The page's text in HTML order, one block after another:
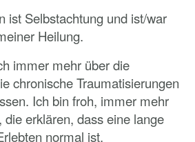
ist Selbstachtung und ist/war
Heilung.
immer mehr über die
chronische Traumatisierungen
Ich bin froh, immer mehr
erklären, dass eine lange
normal ist.